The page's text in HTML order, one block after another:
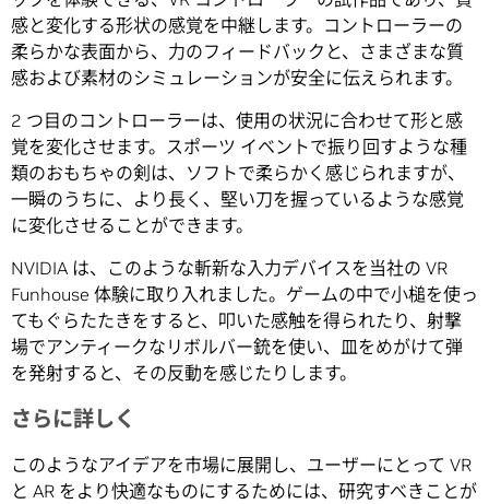
感と変化する形状の感覚を中継します。コントローラーの
柔らかな表面から、力のフィードバックと、さまざまな質
感および素材のシミュレーションが安全に伝えられます。
2 つ目のコントローラーは、使用の状況に合わせて形と感
覚を変化させます。スポーツ イベントで振り回すような種
類のおもちゃの剣は、ソフトで柔らかく感じられますが、
一瞬のうちに、より長く、堅い刀を握っているような感覚
に変化させることができます。
NVIDIA は、このような斬新な入力デバイスを当社の VR
Funhouse 体験に取り入れました。ゲームの中で小槌を使っ
てもぐらたたきをすると、叩いた感触を得られたり、射撃
場でアンティークなリボルバー銃を使い、皿をめがけて弾
を発射すると、その反動を感じたりします。
さらに詳しく
このようなアイデアを市場に展開し、ユーザーにとって VR
と AR をより快適なものにするためには、研究すべきことが